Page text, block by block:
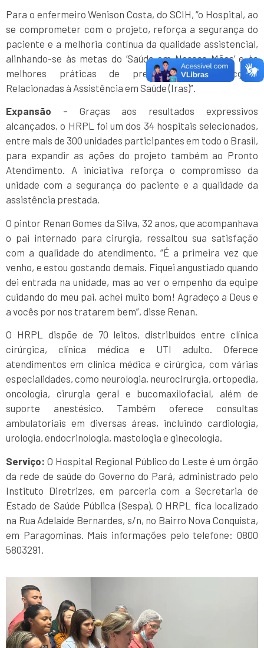
Para o enfermeiro Wenison Costa, do SCIH, “o Hospital, ao
se comprometer com o projeto, reforça a segurança do
paciente e a melhoria contínua da qualidade assistencial,
alinhando-se às metas do ‘Saúde em Nossas Mãos’ e às
melhores práticas de prevenção de Infecções
Relacionadas à Assistência em Saúde (Iras)”.
Expansão – Graças aos resultados expressivos
alcançados, o HRPL foi um dos 34 hospitais selecionados,
entre mais de 300 unidades participantes em todo o Brasil,
para expandir as ações do projeto também ao Pronto
Atendimento. A iniciativa reforça o compromisso da
unidade com a segurança do paciente e a qualidade da
assistência prestada.
O pintor Renan Gomes da Silva, 32 anos, que acompanhava
o pai internado para cirurgia, ressaltou sua satisfação
com a qualidade do atendimento. “É a primeira vez que
venho, e estou gostando demais. Fiquei angustiado quando
dei entrada na unidade, mas ao ver o empenho da equipe
cuidando do meu pai, achei muito bom! Agradeço a Deus e
a vocês por nos tratarem bem”, disse Renan.
O HRPL dispõe de 70 leitos, distribuídos entre clínica
cirúrgica, clínica médica e UTI adulto. Oferece
atendimentos em clínica médica e cirúrgica, com várias
especialidades, como neurologia, neurocirurgia, ortopedia,
oncologia, cirurgia geral e bucomaxilofacial, além de
suporte anestésico. Também oferece consultas
ambulatoriais em diversas áreas, incluindo cardiologia,
urologia, endocrinologia, mastologia e ginecologia.
Serviço: O Hospital Regional Público do Leste é um órgão
da rede de saúde do Governo do Pará, administrado pelo
Instituto Diretrizes, em parceria com a Secretaria de
Estado de Saúde Pública (Sespa). O HRPL fica localizado
na Rua Adelaide Bernardes, s/n, no Bairro Nova Conquista,
em Paragominas. Mais informações pelo telefone: 0800
5803291.